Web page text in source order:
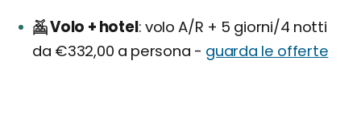
Volo + hotel volo A/R + 5 giorni/4 notti
da €332,00 a persona - guarda le offerte